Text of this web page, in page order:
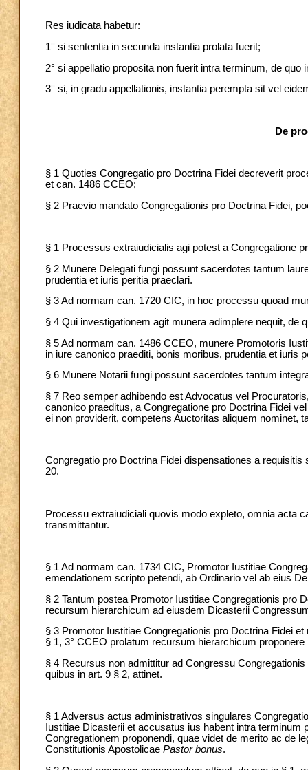
Res iudicata habetur:
1° si sententia in secunda instantia prolata fuerit;
2° si appellatio proposita non fuerit intra terminum, de quo
3° si, in gradu appellationis, instantia perempta sit vel
De
§ 1 Quoties Congregatio pro Doctrina Fidei decreverit
et can. 1486 CCEO;
§ 2 Praevio mandato Congregationis pro Doctrina Fidei,
§ 1 Processus extraiudicialis agi potest a Congregatione
§ 2 Munere Delegati fungi possunt sacerdotes tantum
prudentia et iuris peritia praeclari.
§ 3 Ad normam can. 1720 CIC, in hoc processu quoad
§ 4 Qui investigationem agit munera adimplere nequit, de
§ 5 Ad normam can. 1486 CCEO, munere Promotoris
in iure canonico praediti, bonis moribus, prudentia et iuris
§ 6 Munere Notarii fungi possunt sacerdotes tantum
§ 7 Reo semper adhibendo est Advocatus vel
canonico praeditus, a Congregatione pro Doctrina Fidei
ei non providerit, competens Auctoritas aliquem nominet,
Congregatio pro Doctrina Fidei dispensationes a
20.
Processu extraiudiciali quovis modo expleto, omnia acta
transmittantur.
§ 1 Ad normam can. 1734 CIC, Promotor Iustitiae
emendationem scripto petendi, ab Ordinario vel ab eius
§ 2 Tantum postea Promotor Iustitiae Congregationis pro
recursum hierarchicum ad eiusdem Dicasterii
§ 3 Promotor Iustitiae Congregationis pro Doctrina Fidei
§ 1, 3° CCEO prolatum recursum hierarchicum
§ 4 Recursus non admittitur ad Congressu
quibus in art. 9 § 2, attinet.
§ 1 Adversus actus administrativos singulares
Iustitiae Dicasterii et accusatus ius habent intra
Congregationem proponendi, quae videt de merito ac de
Constitutionis Apostolicae Pastor bonus.